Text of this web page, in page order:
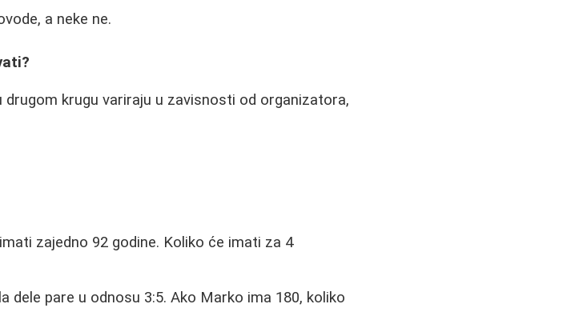
a neke ne.
krugu variraju u zavisnosti od organizatora,
zajedno 92 godine. Koliko će imati za 4
dele pare u odnosu 3:5. Ako Marko ima 180, koliko